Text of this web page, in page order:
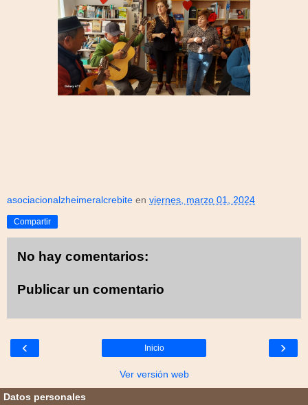
asociacionalzheimeralcrebite en viernes, marzo 01, 2024
Compartir
No hay comentarios:
Publicar un comentario
‹ ›
Inicio
Ver versión web
Datos personales